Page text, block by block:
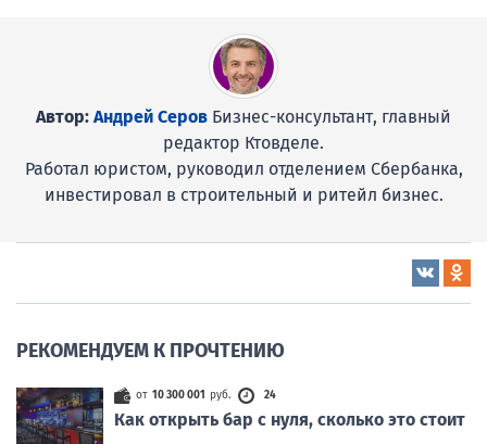
Автор: Андрей Серов Бизнес-консультант, главный
редактор Ктовделе.
Работал юристом, руководил отделением Сбербанка,
инвестировал в строительный и ритейл бизнес.
РЕКОМЕНДУЕМ К ПРОЧТЕНИЮ
от 10 300 001 руб. 24
Как открыть бар с нуля, сколько это стоит